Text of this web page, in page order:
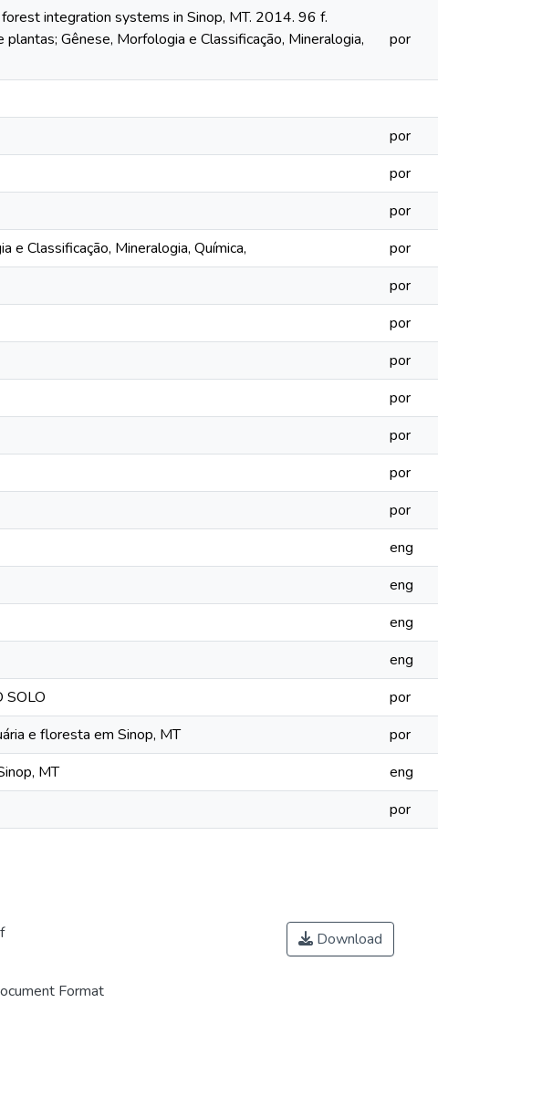
integration systems in Sinop, MT. 2014. 96 f.
Gênese, Morfologia e Classificação, Mineralogia,
por
por
por
por
e Classificação, Mineralogia, Química,
por
por
por
por
por
por
por
por
eng
eng
eng
eng
SOLO
por
e floresta em Sinop, MT
por
MT
eng
por
Format
Download